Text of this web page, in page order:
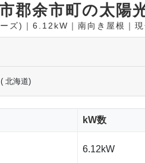
郡余市町の太陽
ズ)｜6.12kW｜南向き屋根｜現
( 北海道)
kW数
6.12kW